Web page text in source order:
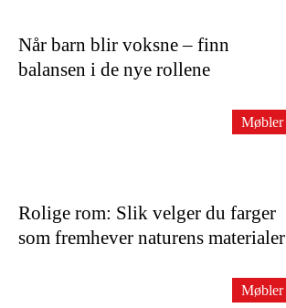
Når barn blir voksne – finn
balansen i de nye rollene
Rolige rom: Slik velger du farger
som fremhever naturens materialer
Møbler
Møbler